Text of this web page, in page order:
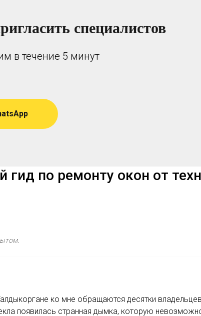
специалистов
в течение 5 минут
по ремонту окон от
ко мне обращаются десятки
появилась странная дымка, которую